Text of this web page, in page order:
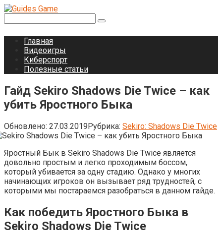
Перейти
контенту
Главная
Видеоигры
Киберспорт
Полезные статьи
Гайд Sekiro Shadows Die Twice – как
убить Яростного Быка
Обновлено: 27.03.2019Рубрика: Sekiro: Shadows Die Twice
Яростный Бык в Sekiro Shadows Die Twice является
довольно простым и легко проходимым боссом,
который убивается за одну стадию. Однако у многих
начинающих игроков он вызывает ряд трудностей, с
которыми мы постараемся разобраться в данном гайде.
Как победить Яростного Быка в
Sekiro Shadows Die Twice